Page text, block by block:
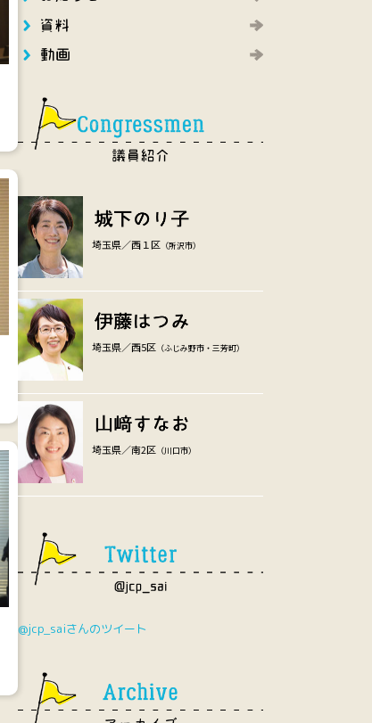
埼玉県／西１区 （所沢市）
埼玉県／西5区 （ふじみ野市・三芳町）
埼玉県／南2区 （川口市）
@jcp_saiさんのツイート